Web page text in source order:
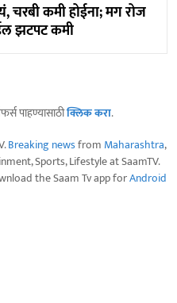
कमी होईना; मग रोज
झटपट कमी
पाहण्यासाठीक्लिक करा.
Breaking newsfrom Maharashtra,
Sports, Lifestyle at SaamTV.
the Saam Tv app forAndroid